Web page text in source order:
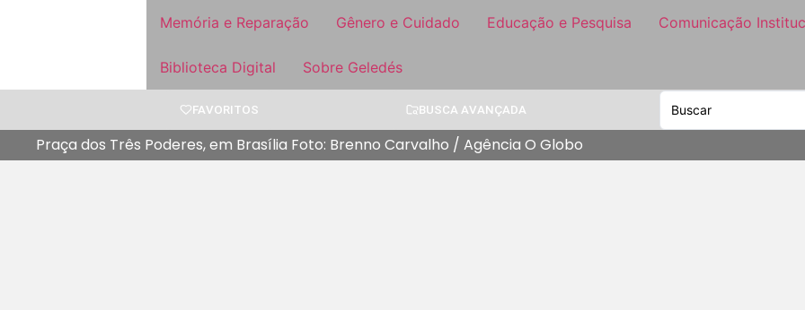
Memória e Reparação Gênero e Cuidado Educação e Pesquisa Comunicação
Biblioteca Digital Sobre Geledés
FAVORITOS BUSCA AVANÇADA
Praça dos Três Poderes, em Brasília Foto: Brenno Carvalho / Agência O Globo